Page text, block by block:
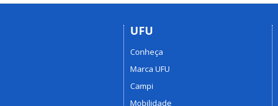
UFU
Conheça
Marca UFU
Campi
Mobilidade